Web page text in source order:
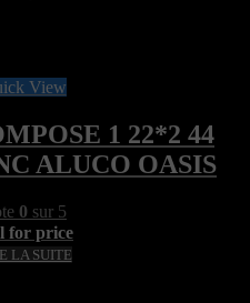
View
1 22*2 44
ALUCO OASIS
0 sur 5
for price
LA SUITE